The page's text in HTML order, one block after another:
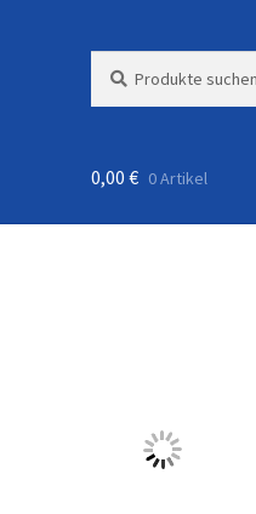
nach:
0,00 € 0 Artikel